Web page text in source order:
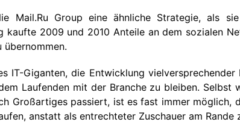
Mail.Ru Group eine ähnliche Strategie, als
kaufte 2009 und 2010 Anteile an dem sozialen
übernommen.
IT-Giganten, die Entwicklung
Laufenden mit der Branche zu bleiben. Selbst
Großartiges passiert, ist es fast immer möglich,
anstatt als entrechteter Zuschauer am Rande